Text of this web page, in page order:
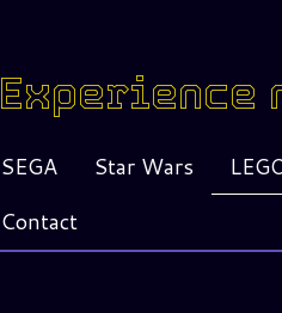
SEGA Star Wars
Contact